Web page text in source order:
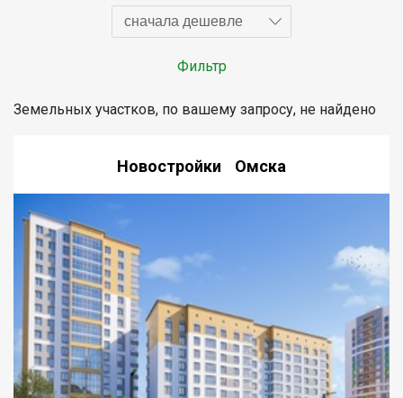
сначала дешевле
Фильтр
Земельных участков, по вашему запросу, не найдено
Новостройки Омска